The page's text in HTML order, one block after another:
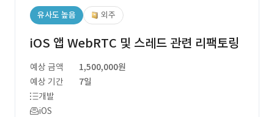
유사도 높음 외주
iOS 앱 WebRTC 및 스레드 관련 리팩토링
예상 금액
1,500,000원
예상 기간
7일
개발
iOS